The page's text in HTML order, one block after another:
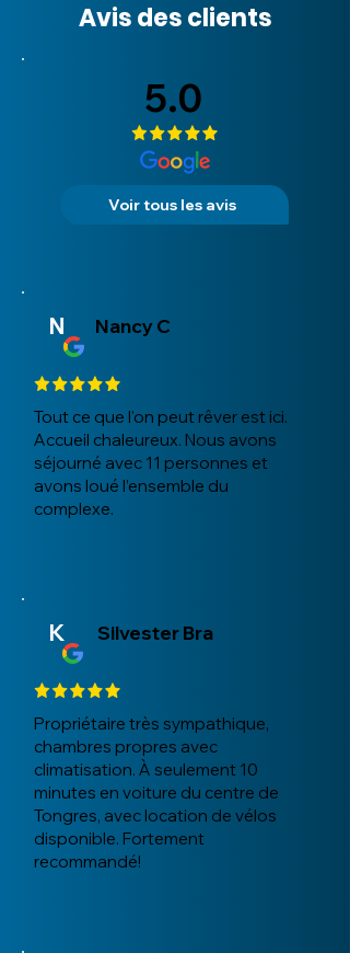
Avis des clients
5.0
Voir tous les avis
N Nancy C
Tout ce que l'on peut rêver est ici.
Accueil chaleureux. Nous avons
séjourné avec 11 personnes et
avons loué l’ensemble du
complexe.
K Silvester Bra
Propriétaire très sympathique,
chambres propres avec
climatisation. À seulement 10
minutes en voiture du centre de
Tongres, avec location de vélos
disponible. Fortement
recommandé!